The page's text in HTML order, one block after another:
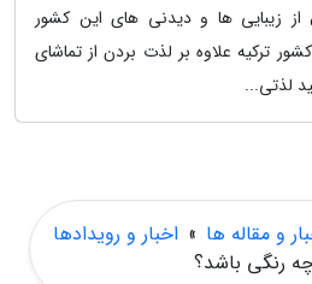
زیبایی ها و دیدنی های این کشور
ترکیه علاوه بر لذت بردن از تماشای
لذتی...
و مقاله ها » اخبار و رویدادها
رنگی باشد؟